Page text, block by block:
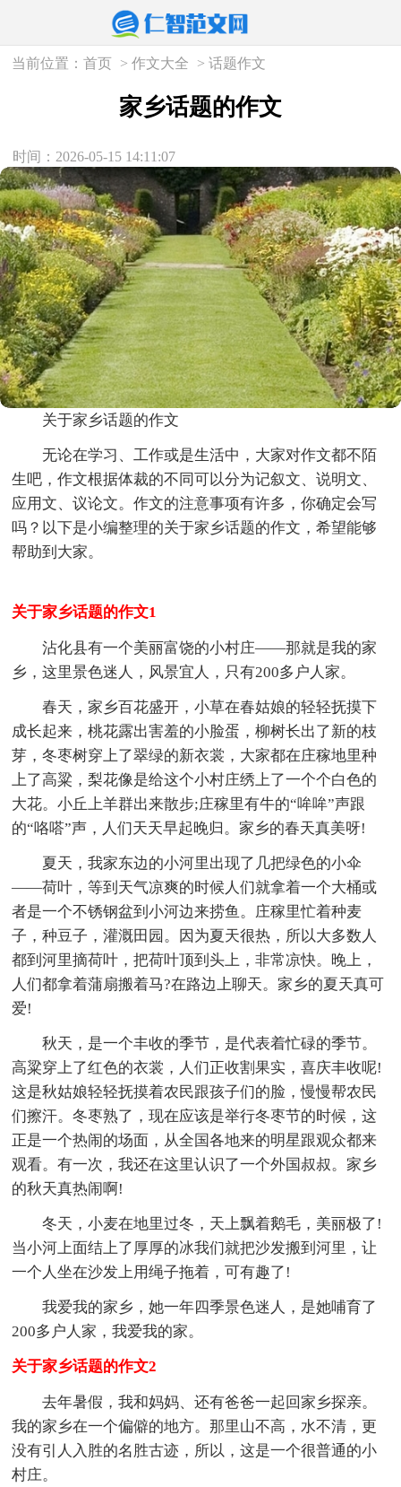
当前位置：首页 >作文大全 >话题作文
家乡话题的作文
时间：2026-05-15 14:11:07
关于家乡话题的作文
无论在学习、工作或是生活中，大家对作文都不陌
生吧，作文根据体裁的不同可以分为记叙文、说明文、
应用文、议论文。作文的注意事项有许多，你确定会写
吗？以下是小编整理的关于家乡话题的作文，希望能够
帮助到大家。
关于家乡话题的作文1
沾化县有一个美丽富饶的小村庄——那就是我的家
乡，这里景色迷人，风景宜人，只有200多户人家。
春天，家乡百花盛开，小草在春姑娘的轻轻抚摸下
成长起来，桃花露出害羞的小脸蛋，柳树长出了新的枝
芽，冬枣树穿上了翠绿的新衣裳，大家都在庄稼地里种
上了高粱，梨花像是给这个小村庄绣上了一个个白色的
大花。小丘上羊群出来散步;庄稼里有牛的“哞哞”声跟
的“咯嗒”声，人们天天早起晚归。家乡的春天真美呀!
夏天，我家东边的小河里出现了几把绿色的小伞
——荷叶，等到天气凉爽的时候人们就拿着一个大桶或
者是一个不锈钢盆到小河边来捞鱼。庄稼里忙着种麦
子，种豆子，灌溉田园。因为夏天很热，所以大多数人
都到河里摘荷叶，把荷叶顶到头上，非常凉快。晚上，
人们都拿着蒲扇搬着马?在路边上聊天。家乡的夏天真可
爱!
秋天，是一个丰收的季节，是代表着忙碌的季节。
高粱穿上了红色的衣裳，人们正收割果实，喜庆丰收呢!
这是秋姑娘轻轻抚摸着农民跟孩子们的脸，慢慢帮农民
们擦汗。冬枣熟了，现在应该是举行冬枣节的时候，这
正是一个热闹的场面，从全国各地来的明星跟观众都来
观看。有一次，我还在这里认识了一个外国叔叔。家乡
的秋天真热闹啊!
冬天，小麦在地里过冬，天上飘着鹅毛，美丽极了!
当小河上面结上了厚厚的冰我们就把沙发搬到河里，让
一个人坐在沙发上用绳子拖着，可有趣了!
我爱我的家乡，她一年四季景色迷人，是她哺育了
200多户人家，我爱我的家。
关于家乡话题的作文2
去年暑假，我和妈妈、还有爸爸一起回家乡探亲。
我的家乡在一个偏僻的地方。那里山不高，水不清，更
没有引人入胜的名胜古迹，所以，这是一个很普通的小
村庄。